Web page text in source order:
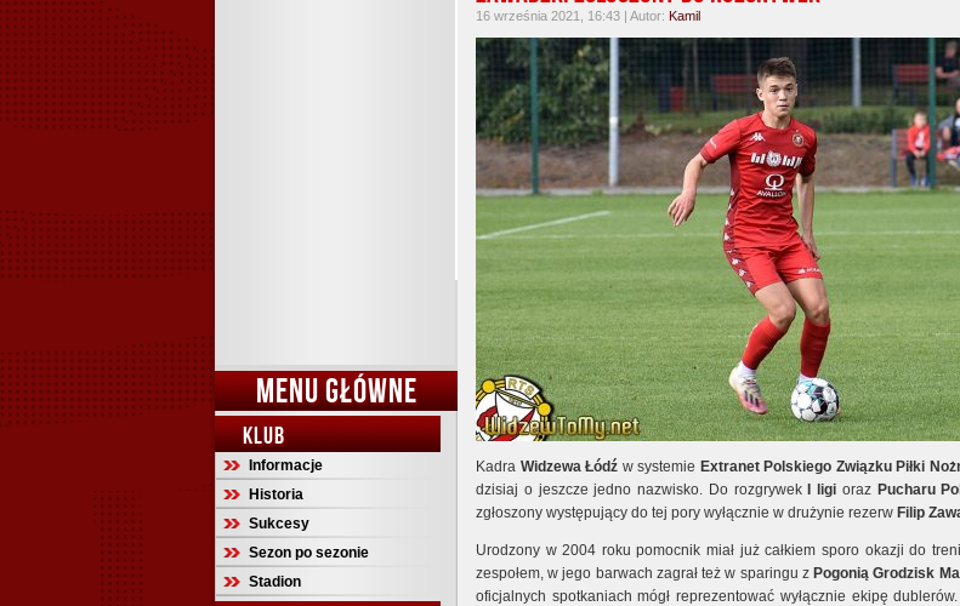
MENU GŁÓWNE
KLUB
Informacje
Historia
Sukcesy
Sezon po sezonie
Stadion
16 września 2021, 16:43 | Autor: Kamil
Kadra Widzewa Łódź w systemie Extranet Polskiego Związku Piłki
dzisiaj o jeszcze jedno nazwisko. Do rozgrywek
I ligi oraz Pucharu
zgłoszony występujący do tej pory wyłącznie w drużynie rezerw Filip
Urodzony w 2004 roku pomocnik miał już całkiem sporo okazji do
zespołem, w jego barwach zagrał też w sparingu z Pogonią Grodzisk
oficjalnych spotkaniach mógł reprezentować wyłącznie ekipę